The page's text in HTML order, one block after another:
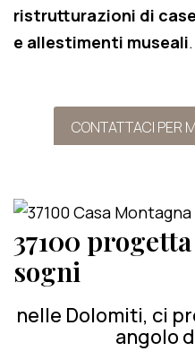
ristrutturazioni di
e allestimenti museali.
CONTATTACI PER
37100
sogni
nelle Dolomiti, ci
angolo